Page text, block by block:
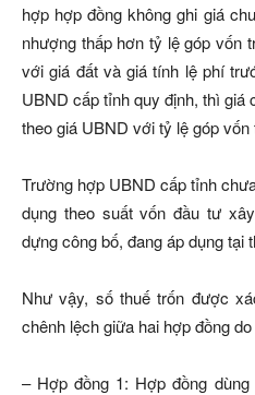
hợp hợp đồng không ghi giá
nhượng thấp hơn tỷ lệ góp vốn
với giá đất và giá tính lệ phí
UBND cấp tỉnh quy định, thì
theo giá UBND với tỷ lệ góp
Trường hợp UBND cấp tỉnh
dụng theo suất vốn đầu tư
dựng công bố, đang áp dụng tại
Như vậy, số thuế trốn được
chênh lệch giữa hai hợp đồng
– Hợp đồng 1: Hợp đồng